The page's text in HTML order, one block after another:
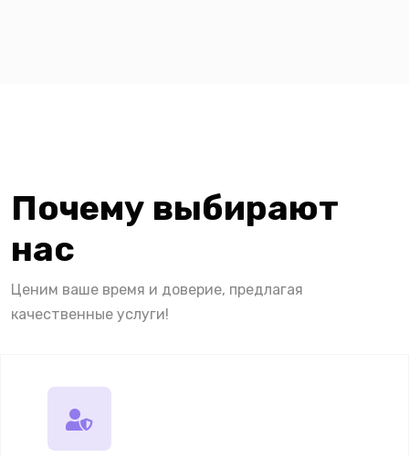
Почему выбирают
нас
Ценим ваше время и доверие, предлагая
качественные услуги!